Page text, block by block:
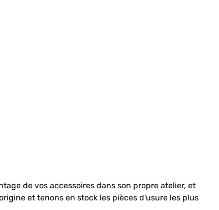
de vos accessoires dans son propre atelier, et
et tenons en stock les pièces d'usure les plus